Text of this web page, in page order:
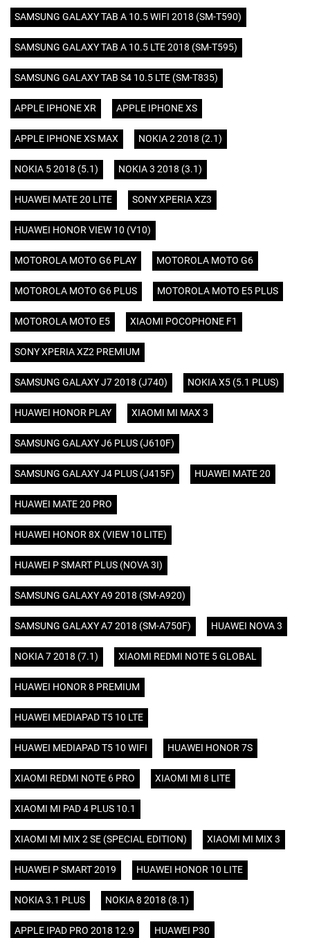
SAMSUNG GALAXY TAB A 10.5 WIFI 2018 (SM-T590)
SAMSUNG GALAXY TAB A 10.5 LTE 2018 (SM-T595)
SAMSUNG GALAXY TAB S4 10.5 LTE (SM-T835)
APPLE IPHONE XR APPLE IPHONE XS
APPLE IPHONE XS MAX NOKIA 2 2018 (2.1)
NOKIA 5 2018 (5.1) NOKIA 3 2018 (3.1)
HUAWEI MATE 20 LITE SONY XPERIA XZ3
HUAWEI HONOR VIEW 10 (V10)
MOTOROLA MOTO G6 PLAY MOTOROLA MOTO G6
MOTOROLA MOTO G6 PLUS MOTOROLA MOTO E5 PLUS
MOTOROLA MOTO E5 XIAOMI POCOPHONE F1
SONY XPERIA XZ2 PREMIUM
SAMSUNG GALAXY J7 2018 (J740) NOKIA X5 (5.1 PLUS)
HUAWEI HONOR PLAY XIAOMI MI MAX 3
SAMSUNG GALAXY J6 PLUS (J610F)
SAMSUNG GALAXY J4 PLUS (J415F) HUAWEI MATE 20
HUAWEI MATE 20 PRO
HUAWEI HONOR 8X (VIEW 10 LITE)
HUAWEI P SMART PLUS (NOVA 3I)
SAMSUNG GALAXY A9 2018 (SM-A920)
SAMSUNG GALAXY A7 2018 (SM-A750F) HUAWEI NOVA 3
NOKIA 7 2018 (7.1) XIAOMI REDMI NOTE 5 GLOBAL
HUAWEI HONOR 8 PREMIUM
HUAWEI MEDIAPAD T5 10 LTE
HUAWEI MEDIAPAD T5 10 WIFI HUAWEI HONOR 7S
XIAOMI REDMI NOTE 6 PRO XIAOMI MI 8 LITE
XIAOMI MI PAD 4 PLUS 10.1
XIAOMI MI MIX 2 SE (SPECIAL EDITION) XIAOMI MI MIX 3
HUAWEI P SMART 2019 HUAWEI HONOR 10 LITE
NOKIA 3.1 PLUS NOKIA 8 2018 (8.1)
APPLE IPAD PRO 2018 12.9 HUAWEI P30